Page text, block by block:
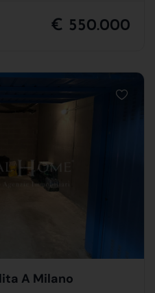
€ 550.000
A Milano